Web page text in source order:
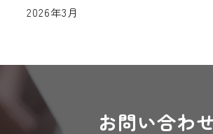
2026年3月
2026年1月
2025年12月
2025年11月
お問い合わ